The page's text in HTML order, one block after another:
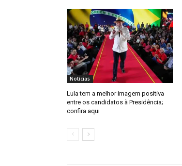
Notícias
Lula tem a melhor imagem positiva
entre os candidatos à Presidência;
confira aqui